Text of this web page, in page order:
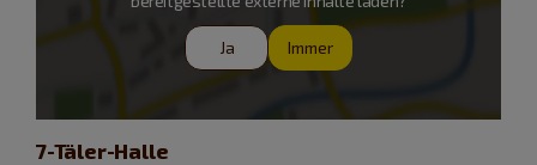
Ja Immer
7-Täler-Halle